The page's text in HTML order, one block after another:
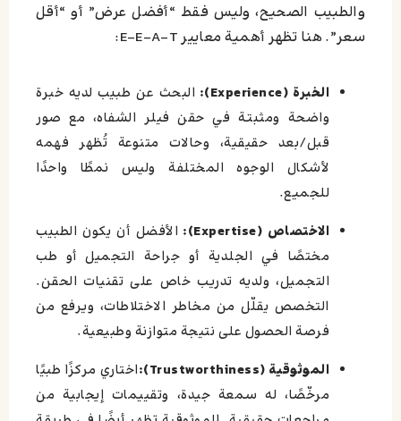
والطبيب الصحيح، وليس فقط “أفضل عرض” أو “أقل
سعر”. هنا تظهر أهمية معايير E-E-A-T:
الخبرة (Experience):
البحث عن طبيب لديه خبرة
واضحة ومثبتة في حقن فيلر الشفاه، مع صور
قبل/بعد حقيقية، وحالات متنوعة تُظهر فهمه
لأشكال الوجوه المختلفة وليس نمطًا واحدًا
للجميع.
الاختصاص (Expertise):
الأفضل أن يكون الطبيب
مختصًا في الجلدية أو جراحة التجميل أو طب
التجميل، ولديه تدريب خاص على تقنيات الحقن.
التخصص يقلّل من مخاطر الاختلاطات، ويرفع من
فرصة الحصول على نتيجة متوازنة وطبيعية.
الموثوقية (Trustworthiness):
اختاري مركزًا طبيًا
مرخّصًا، له سمعة جيدة، وتقييمات إيجابية من